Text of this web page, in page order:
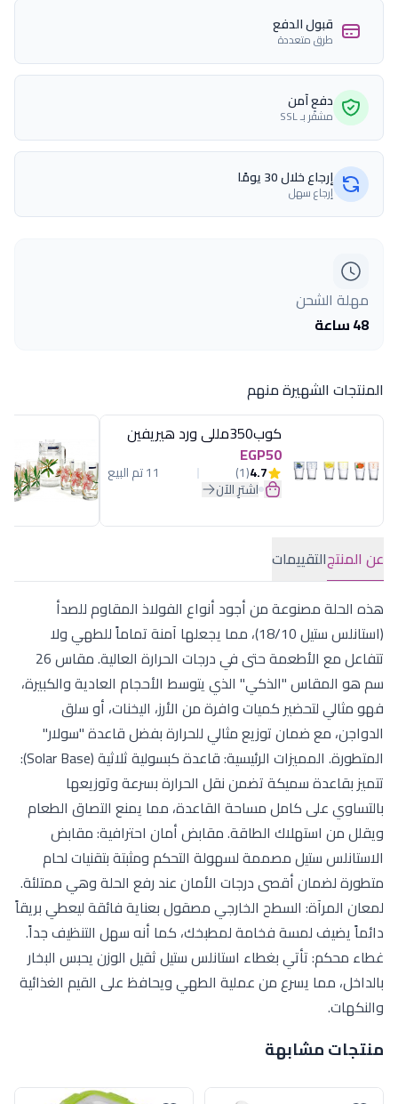
قبول الدفع
طرق متعددة
دفع آمن
مشفّر بـ SSL
إرجاع خلال 30 يومًا
إرجاع سهل
مهلة الشحن
48 ساعة
المنتجات الشهيرة منهم
كوب350مللى ورد هيريفين
EGP50
4.7
(1) 11 تم البيع
اشترِ الآن
عن المنتجالتقييمات
هذه الحلة مصنوعة من أجود أنواع الفولاذ المقاوم للصدأ
(استانلس ستيل 18/10)، مما يجعلها آمنة تماماً للطهي ولا
تتفاعل مع الأطعمة حتى في درجات الحرارة العالية. مقاس 26
سم هو المقاس "الذكي" الذي يتوسط الأحجام العادية والكبيرة،
فهو مثالي لتحضير كميات وافرة من الأرز، اليخنات، أو سلق
الدواجن، مع ضمان توزيع مثالي للحرارة بفضل قاعدة "سولار"
المتطورة. المميزات الرئيسية: قاعدة كبسولية ثلاثية (Solar Base):
تتميز بقاعدة سميكة تضمن نقل الحرارة بسرعة وتوزيعها
بالتساوي على كامل مساحة القاعدة، مما يمنع التصاق الطعام
ويقلل من استهلاك الطاقة. مقابض أمان احترافية: مقابض
الاستانلس ستيل مصممة لسهولة التحكم ومثبتة بتقنيات لحام
متطورة لضمان أقصى درجات الأمان عند رفع الحلة وهي ممتلئة.
لمعان المرآة: السطح الخارجي مصقول بعناية فائقة ليعطي بريقاً
دائماً يضيف لمسة فخامة لمطبخك، كما أنه سهل التنظيف جداً.
غطاء محكم: تأتي بغطاء استانلس ستيل ثقيل الوزن يحبس البخار
بالداخل، مما يسرع من عملية الطهي ويحافظ على القيم الغذائية
والنكهات.
منتجات مشابهة